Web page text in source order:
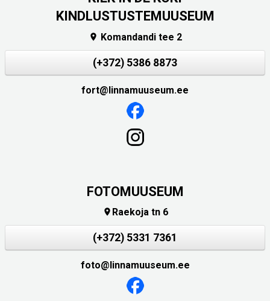
KINDLUSTUSTEMUUSEUM
 Komandandi tee 2
(+372) 5386 8873
fort@linnamuuseum.ee
FOTOMUUSEUM
 Raekoja tn 6
(+372) 5331 7361
foto@linnamuuseum.ee